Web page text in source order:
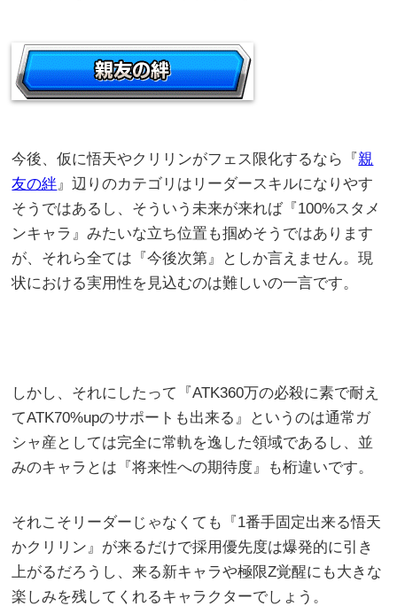
今後、仮に悟天やクリリンがフェス限化するなら『親
友の絆 』辺りのカテゴリはリーダースキルになりやす
そうではあるし、そういう未来が来れば『100%スタメ
ンキャラ』みたいな立ち位置も掴めそうではあります
が、それら全ては『今後次第』としか言えません。現
状における実用性を見込むのは難しいの一言です。
しかし、それにしたって『ATK360万の必殺に素で耐え
てATK70%upのサポートも出来る』というのは通常ガ
シャ産としては完全に常軌を逸した領域であるし、並
みのキャラとは『将来性への期待度』も桁違いです。
それこそリーダーじゃなくても『1番手固定出来る悟天
かクリリン』が来るだけで採用優先度は爆発的に引き
上がるだろうし、来る新キャラや極限Z覚醒にも大きな
楽しみを残してくれるキャラクターでしょう。